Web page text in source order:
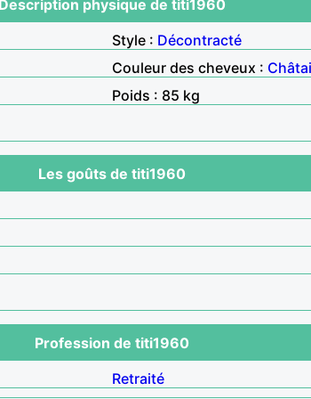
Description physique de titi1960
Style : Décontracté
Couleur des cheveux :
Poids : 85 kg
Les goûts de titi1960
Profession de titi1960
Retraité